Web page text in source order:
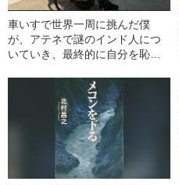
車いすで世界一周に挑んだ僕
が、アテネで謎のインド人につ
いていき、最終的に自分を恥じ